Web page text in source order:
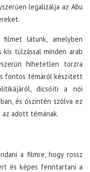
legalizálja az Abu
filmet látunk, amelyben
túlzással minden arab
hihetetlen torzra
fontos témáról készített
dicsőíti a női
és őszintén szólva ez
adott témának.
a filmre, hogy rossz
és képes fenntartani a